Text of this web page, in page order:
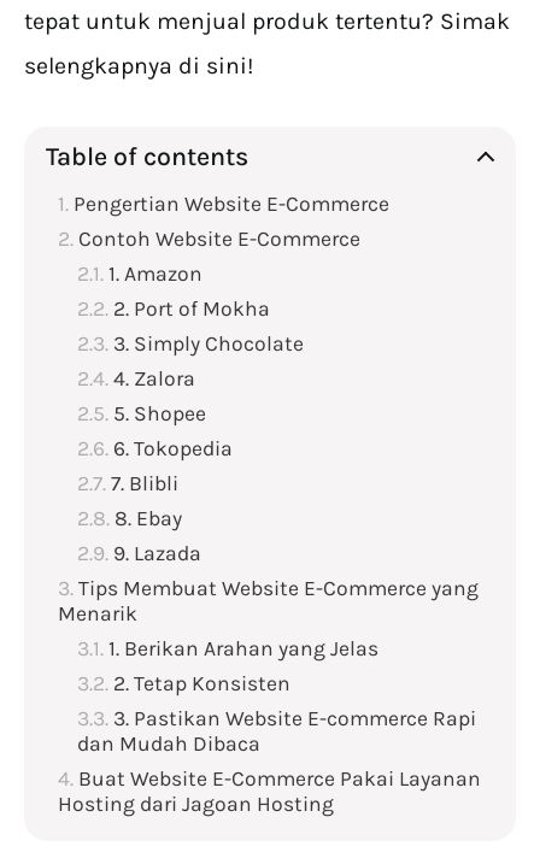
tepat untuk menjual produk tertentu? Simak
selengkapnya di sini!
Table of contents
Pengertian Website E-Commerce
Contoh Website E-Commerce
1. Amazon
2. Port of Mokha
3. Simply Chocolate
4. Zalora
5. Shopee
6. Tokopedia
7. Blibli
8. Ebay
9. Lazada
Tips Membuat Website E-Commerce yang
Menarik
1. Berikan Arahan yang Jelas
2. Tetap Konsisten
3. Pastikan Website E-commerce Rapi
dan Mudah Dibaca
Buat Website E-Commerce Pakai Layanan
Hosting dari Jagoan Hosting